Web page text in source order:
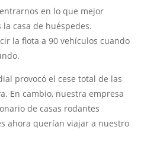
en lo que mejor
casa de huéspedes.
la flota a 90 vehículos cuando
provocó el cese total de las
En cambio, nuestra empresa
de casas rodantes
ahora querían viajar a nuestro